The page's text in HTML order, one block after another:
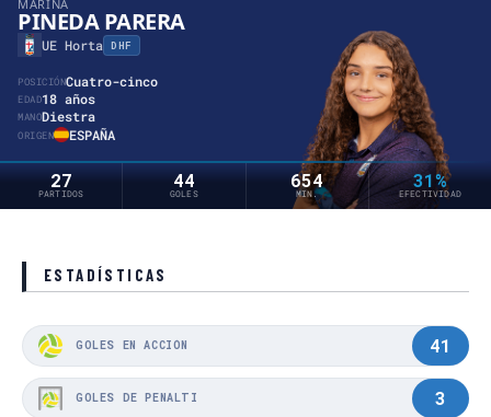
MARINA
PINEDA PARERA
UE Horta DHF
POSICIÓNCuatro-cinco
EDAD18 años
MANODiestra
ORIGEN ESPAÑA
27
PARTIDOS
44
GOLES
654
MIN.
31%
EFECTIVIDAD
ESTADÍSTICAS
GOLES EN ACCIÓN 41
GOLES DE PENALTI 3